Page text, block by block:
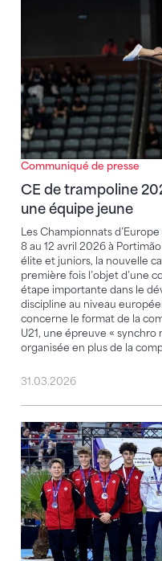
Communiqué de presse
CE de trampoline
une équipe jeune
Les Championnats
8 au 12 avril 2026 à
élite et juniors, la nouvelle
première fois l’objet d’une
étape importante dans le
discipline au niveau
concerne le format de la
U21, une épreuve « synchro
organisée en plus de la
31.03.2026
Trois médailles au